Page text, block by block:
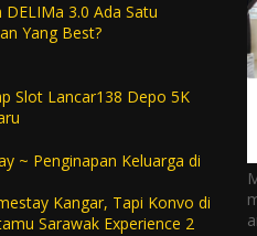
3.0 Ada Satu
Yang Best?
Slot Lancar138 Depo 5K
~ Penginapan Keluarga di
Kangar, Tapi Konvo di
Sarawak Experience 2